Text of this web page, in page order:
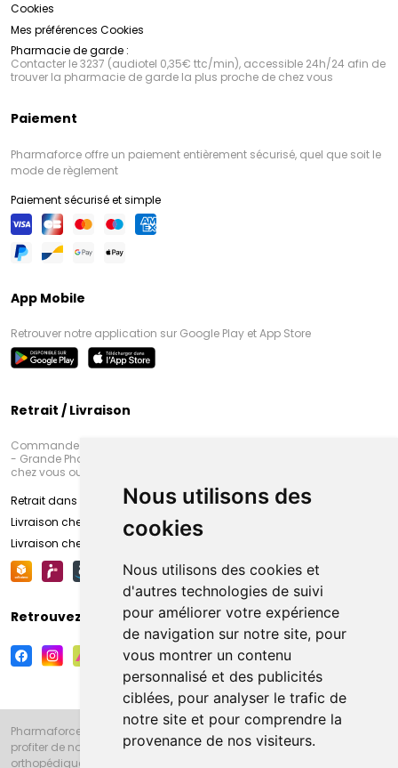
Nous utilisons des
cookies
Nous utilisons des cookies et
d'autres technologies de suivi
pour améliorer votre expérience
de navigation sur notre site, pour
vous montrer un contenu
personnalisé et des publicités
ciblées, pour analyser le trafic de
notre site et pour comprendre la
provenance de nos visiteurs.
Cookies
Mes préférences Cookies
Pharmacie de garde :
Contacter le 3237 (audiotel 0,35€ ttc/min), accessible 24h/24 afin de
trouver la pharmacie de garde la plus proche de chez vous
Paiement
Pharmaforce offre un paiement entièrement sécurisé, quel que soit le
mode de règlement
Paiement sécurisé et simple
App Mobile
Retrouver notre application sur Google Play et App Store
Retrait / Livraison
Commandez en ligne et venez chercher votre commande à Amiens
- Grande Pharmacie d’Amiens (Fachon) ou recevez-là rapidement
chez vous ou en point retrait
Retrait dans la pharmacie d’Amiens
Livraison chez vous
Livraison chez votre commerçant
Retrouvez-nous sur vos réseaux sociaux
Pharmaforce.fr et la Grande Pharmacie d’Amiens vous souhaitent de
profiter de notre accueil, de nos conseils pharmaceutiques,
orthopédiques, homéopathiques, parapharmaceutiques, beauté et